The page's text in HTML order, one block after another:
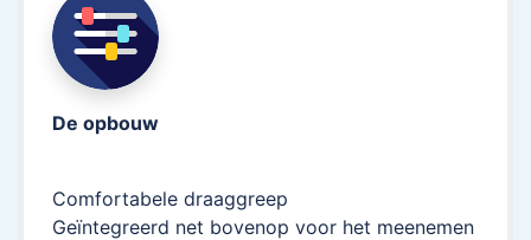
De opbouw
Comfortabele draaggreep
Geïntegreerd net bovenop voor het meenemen